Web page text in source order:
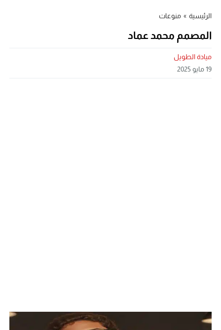
الرئيسية » منوعات
المصمم محمد عماد
ميادة الطويل
19 مايو 2025